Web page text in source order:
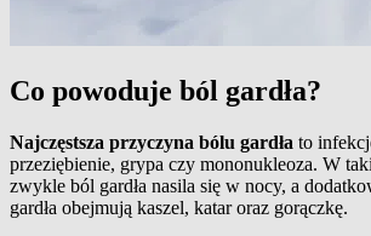
Co powoduje ból gardła?
Najczęstsza przyczyna bólu gardła to
przeziębienie, grypa czy mononukleoza. W
zwykle ból gardła nasila się w nocy, a
gardła obejmują kaszel, katar oraz gorączkę.